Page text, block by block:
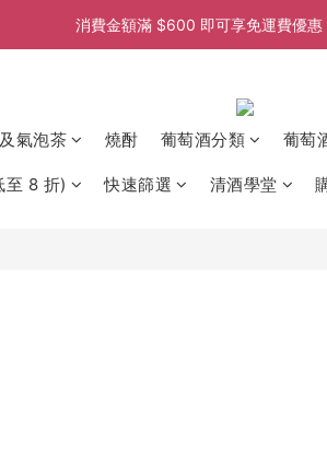
消費金額滿 $600 即可享免運費優惠
消費金額滿 $600 即可享免運費優惠
氣泡茶 燒酎 葡萄酒分類 葡萄
至 8 折) 快速篩選 清酒學堂